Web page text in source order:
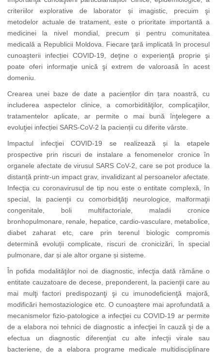
criteriilor explorative de laborator și imagistic, precuim şi
metodelor actuale de tratament, este o prioritate importantă a
medicinei la nivel mondial, precum și pentru comunitatea
medicală a Republicii Moldova. Fiecare ţară implicată în procesul
cunoaşterii infecției COVID-19, deţine o experienţă proprie şi
poate oferi informaţie unică şi extrem de valoroasă în acest
domeniu.
Crearea unei baze de date a pacienților din țara noastră, cu
includerea aspectelor clinice, a comorbidităţilor, complicaţiilor,
tratamentelor aplicate, ar permite o mai bună înţelegere a
evoluţiei infecției SARS-CoV-2 la pacienții cu diferite vârste.
Impactul infecţiei COVID-19 se realizează și la etapele
prospective prin riscuri de instalare a fenomenelor cronice în
organele afectate de virusul SARS CoV-2, care se pot produce la
distanță printr-un impact grav, invalidizant al persoanelor afectate.
Infecţia cu coronavirusul de tip nou este o entitate complexă, în
special, la pacienţii cu comorbidiţăţi neurologice, malformaţii
congenitale, boli multifactoriale, maladii cronice
bronhopulmonare, renale, hepatice, cardio-vasculare, metabolice,
diabet zaharat etc, care prin terenul biologic compromis
determină evoluții complicate, riscuri de cronicizări, în special
pulmonare, dar și ale altor organe și sisteme.
În pofida modalităţilor noi de diagnostic, infecţia dată rămâne o
entitate cauzatoare de decese, preponderent, la pacienţii care au
mai mulţi factori predispozanţi şi cu imunodeficienţă majoră,
modificări hemostaziologice etc. O cunoaştere mai aprofundată a
mecanismelor fizio-patologice a infecţiei cu COVID-19 ar permite
de a elabora noi tehnici de diagnostic a infecţiei în cauză şi de a
efectua un diagnostic diferenţiat cu alte infecţii virale sau
bacteriene, de a elabora programe medicale multidisciplinare